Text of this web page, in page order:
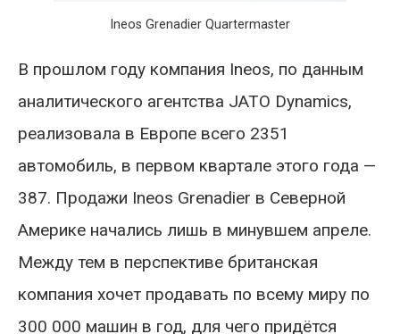
Ineos Grenadier Quartermaster
В прошлом году компания Ineos, по данным
аналитического агентства JATO Dynamics,
реализовала в Европе всего 2351
автомобиль, в первом квартале этого года —
387. Продажи Ineos Grenadier в Северной
Америке начались лишь в минувшем апреле.
Между тем в перспективе британская
компания хочет продавать по всему миру по
300 000 машин в год, для чего придётся